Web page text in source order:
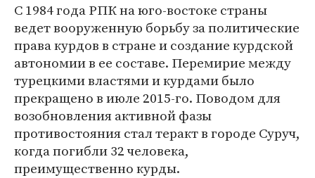
С 1984 года РПК на юго-востоке страны
ведет вооруженную борьбу за политические
права курдов в стране и создание курдской
автономии в ее составе. Перемирие между
турецкими властями и курдами было
прекращено в июле 2015-го. Поводом для
возобновления активной фазы
противостояния стал теракт в городе Суруч,
когда погибли 32 человека,
преимущественно курды.